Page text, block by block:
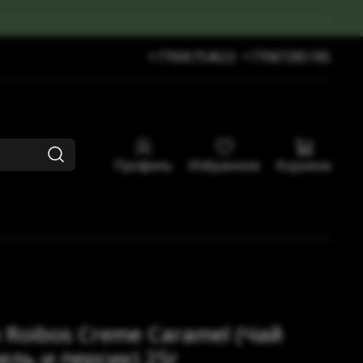
+77006754622 +77087285185
Профиль Избранное Корзина
Creme Caramel (Чай